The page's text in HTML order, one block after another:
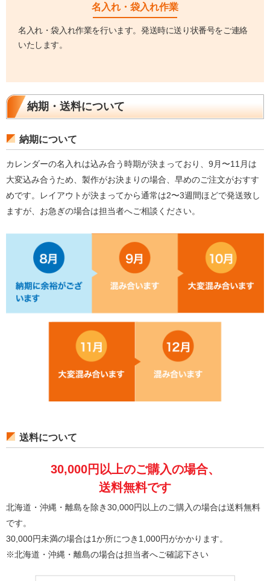
名入れ・袋入れ作業
名入れ・袋入れ作業を行います。発送時に送り状番号をご連絡
いたします。
納期・送料について
納期について
カレンダーの名入れは込み合う時期が決まっており、9月〜11月は
大変込み合うため、製作がお決まりの場合、早めのご注文がおすす
めです。レイアウトが決まってから通常は2〜3週間ほどで発送致し
ますが、お急ぎの場合は担当者へご相談ください。
送料について
30,000円以上のご購入の場合、
送料無料です
北海道・沖縄・離島を除き30,000円以上のご購入の場合は送料無料
です。
30,000円未満の場合は1か所につき1,000円がかかります。
※北海道・沖縄・離島の場合は担当者へご確認下さい